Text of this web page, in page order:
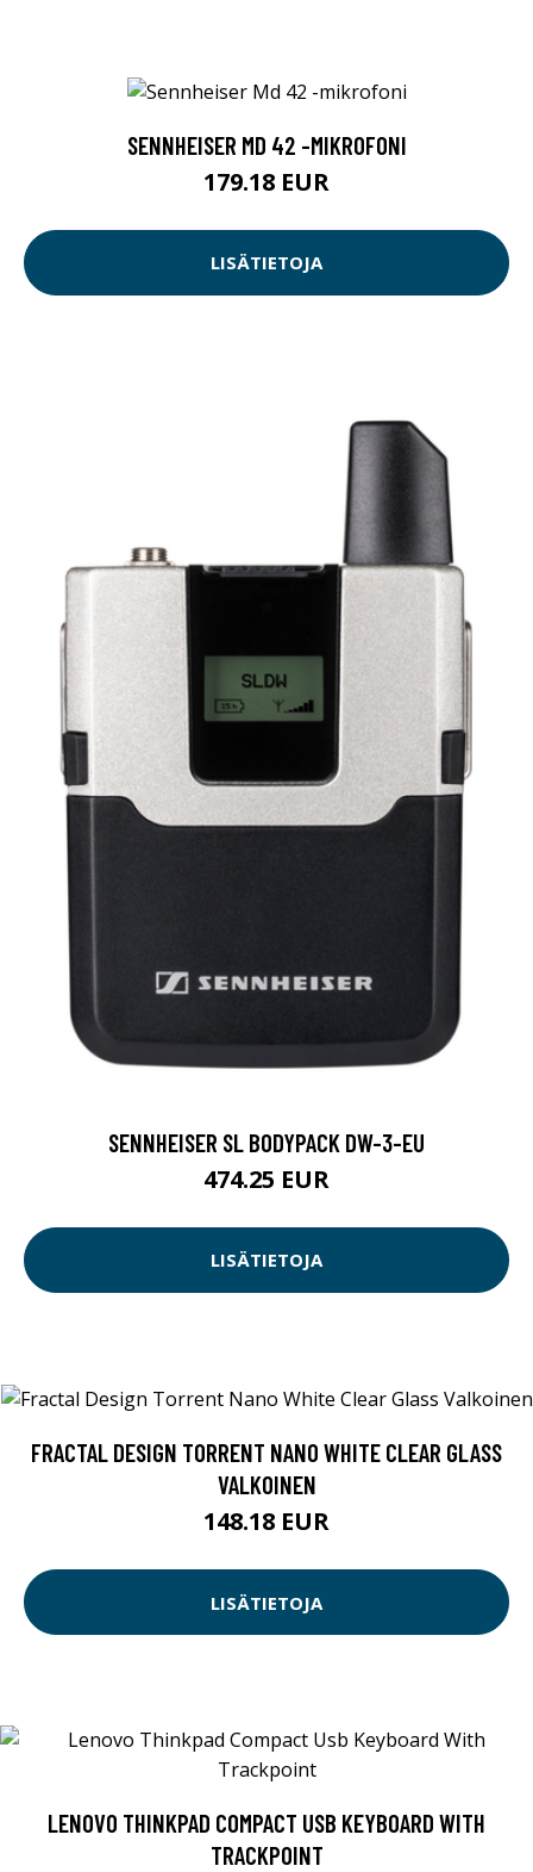
SENNHEISER MD 42 -MIKROFONI
179.18 EUR
LISÄTIETOJA
SENNHEISER SL BODYPACK DW-3-EU
474.25 EUR
LISÄTIETOJA
FRACTAL DESIGN TORRENT NANO WHITE CLEAR GLASS
VALKOINEN
148.18 EUR
LISÄTIETOJA
LENOVO THINKPAD COMPACT USB KEYBOARD WITH
TRACKPOINT